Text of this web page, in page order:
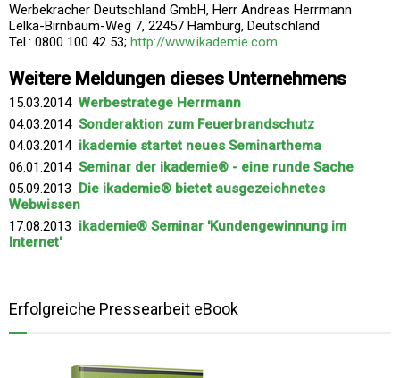
Werbekracher Deutschland GmbH, Herr Andreas Herrmann
Lelka-Birnbaum-Weg 7, 22457 Hamburg, Deutschland
Tel.: 0800 100 42 53; http://www.ikademie.com
Weitere Meldungen dieses Unternehmens
15.03.2014 Werbestratege Herrmann
04.03.2014 Sonderaktion zum Feuerbrandschutz
04.03.2014 ikademie startet neues Seminarthema
06.01.2014 Seminar der ikademie® - eine runde Sache
05.09.2013 Die ikademie® bietet ausgezeichnetes
Webwissen
17.08.2013 ikademie® Seminar 'Kundengewinnung im
Internet'
Erfolgreiche Pressearbeit eBook